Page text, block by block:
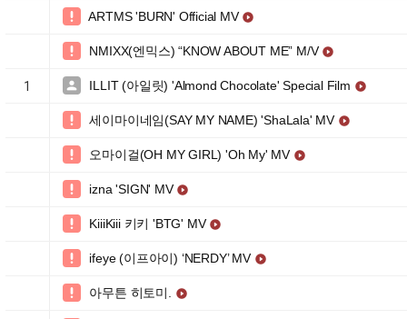
 ARTMS 'BURN' Official MV 
 NMIXX(엔믹스) “KNOW ABOUT ME” M/V 
1  ILLIT (아일릿) 'Almond Chocolate' Special Film 
 세이마이네임(SAY MY NAME) 'ShaLala' MV 
 오마이걸(OH MY GIRL) 'Oh My' MV 
 izna 'SIGN' MV 
 KiiiKiii 키키 'BTG' MV 
 ifeye (이프아이) ‘NERDY’ MV 
 아무튼 히토미. 